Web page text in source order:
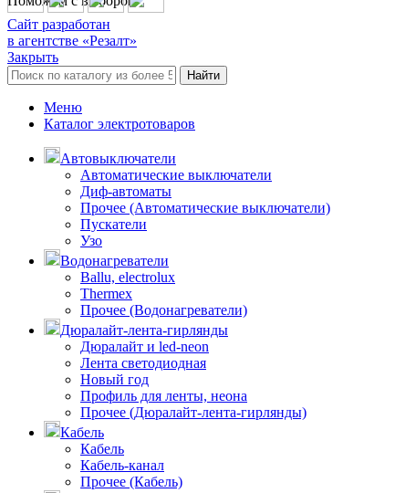
Сайт разработан
в агентстве «Резалт»
Закрыть
Найти
Меню
Каталог электротоваров
Автовыключатели
Автоматические выключатели
Диф-автоматы
Прочее (Автоматические выключатели)
Пускатели
Узо
Водонагреватели
Ballu, electrolux
Thermex
Прочее (Водонагреватели)
Дюралайт-лента-гирлянды
Дюралайт и led-neon
Лента светодиодная
Новый год
Профиль для ленты, неона
Прочее (Дюралайт-лента-гирлянды)
Кабель
Кабель
Кабель-канал
Прочее (Кабель)